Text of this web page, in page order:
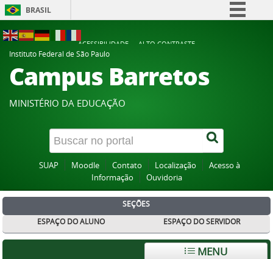
BRASIL
Participe
Acesso à informação
Canais
ACESSIBILIDADE
ALTO CONTRASTE
Instituto Federal de São Paulo
Campus Barretos
MINISTÉRIO DA EDUCAÇÃO
SUAP Moodle Contato Localização
Acesso à
Informação
Ouvidoria
SEÇÕES
ESPAÇO DO ALUNO
ESPAÇO DO SERVIDOR
MENU